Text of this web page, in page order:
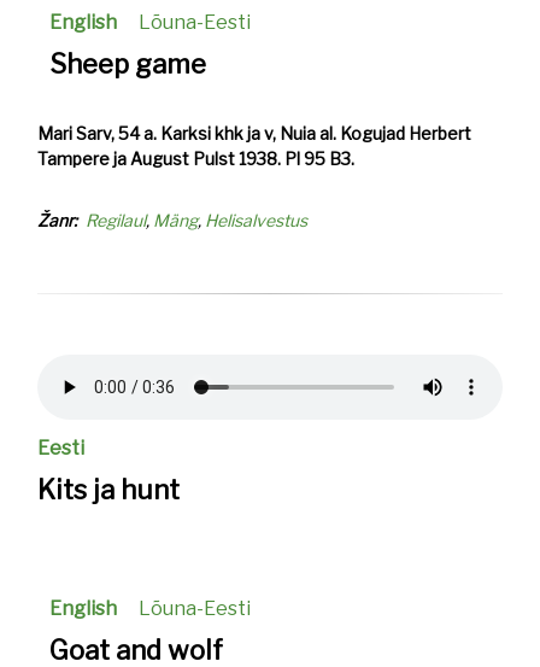
English Lõuna-Eesti
Sheep game
Mari Sarv, 54 a. Karksi khk ja v, Nuia al. Kogujad Herbert
Tampere ja August Pulst 1938. Pl 95 B3.
Žanr Regilaul Mäng Helisalvestus
Eesti
Kits ja hunt
English Lõuna-Eesti
Goat and wolf